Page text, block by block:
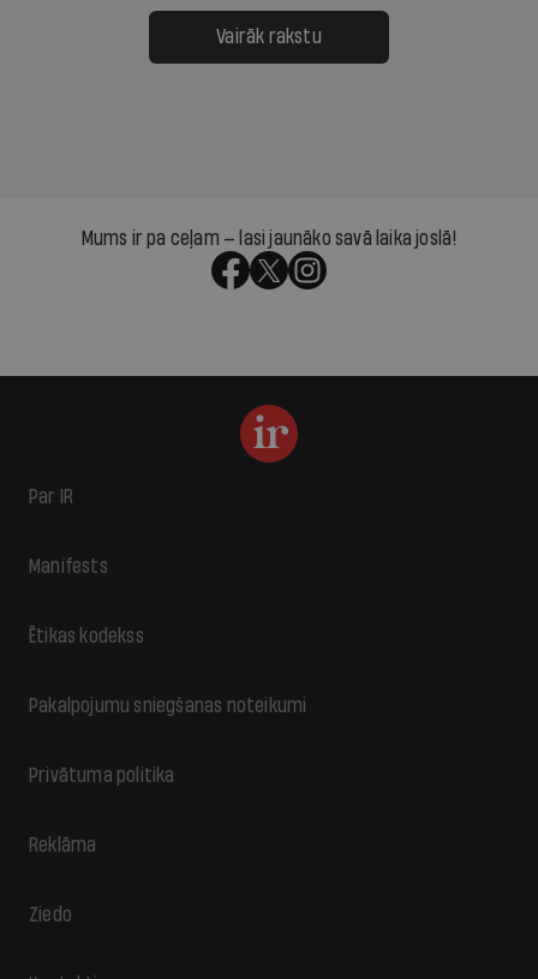
Vairāk rakstu
Mums ir pa ceļam — lasi jaunāko savā laika joslā!
Par IR
Manifests
Ētikas kodekss
Pakalpojumu sniegšanas noteikumi
Privātuma politika
Reklāma
Ziedo